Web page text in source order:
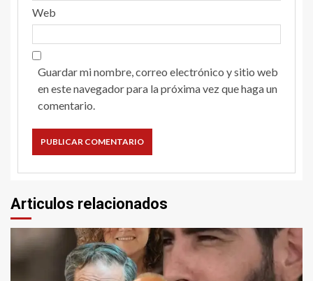
Web
Guardar mi nombre, correo electrónico y sitio web
en este navegador para la próxima vez que haga un
comentario.
Articulos relacionados